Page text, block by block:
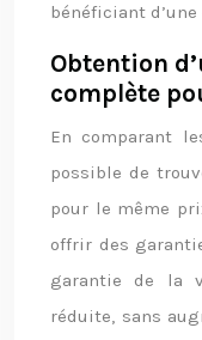
bénéficiant
Obtention
complète
En comparant
possible de
pour le même
offrir des
garantie de la
réduite, sans